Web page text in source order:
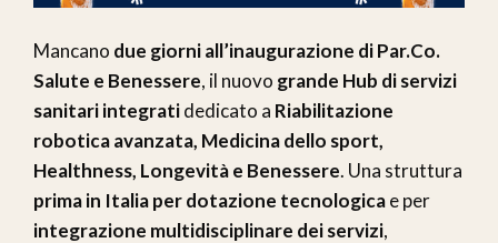
Mancano due giorni all’inaugurazione di Par.Co.
Salute e Benessere, il nuovo grande Hub di servizi
sanitari integratidedicato a Riabilitazione
robotica avanzata, Medicina dello sport,
Healthness, Longevità e Benessere. Una struttura
prima in Italia per dotazione tecnologicae per
integrazione multidisciplinare dei servizi,